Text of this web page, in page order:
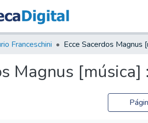
Franceschini
Magnus